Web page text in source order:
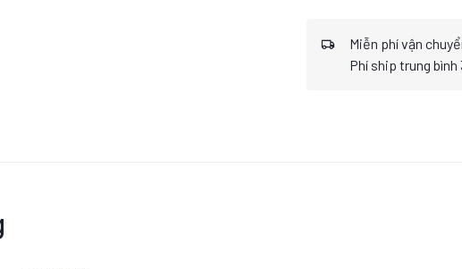
Miễn phí vận
Phí ship trung